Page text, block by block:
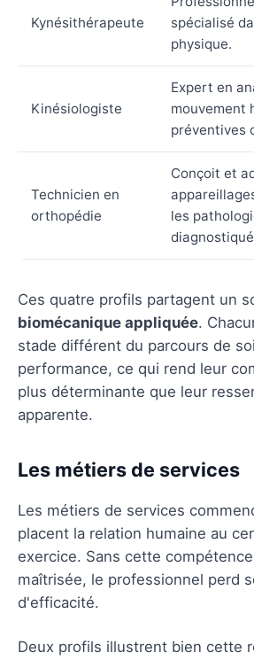
Kynésithérapeute
spécialisé
physique.
Kinésiologiste
Expert en
mouvement
préventives
Technicien en
orthopédie
Conçoit et
les
Ces quatre profils partagent un
biomécanique appliquée.
stade différent du parcours de
performance, ce qui rend leur
plus déterminante que leur
apparente.
Les métiers de services
Les métiers de services
placent la relation humaine au
exercice. Sans cette
maîtrisée, le professionnel perd
d'efficacité.
Deux profils illustrent bien cette